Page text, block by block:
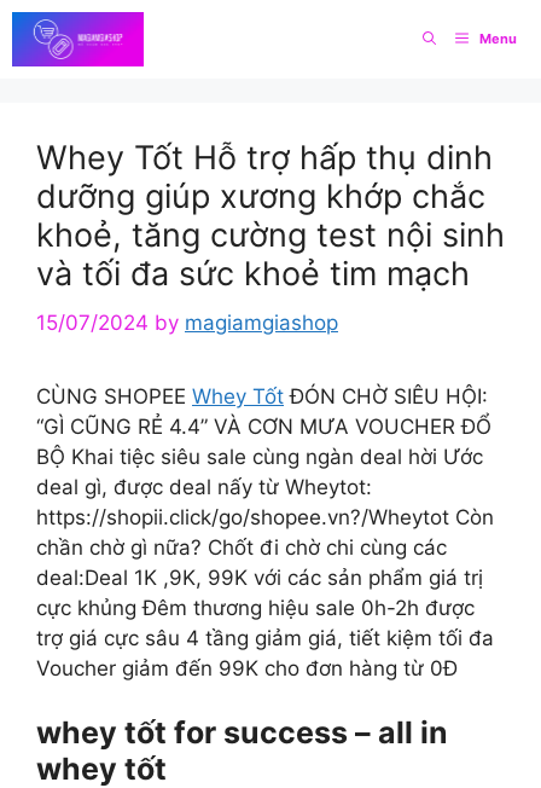
Skip
to
content
Menu
Whey Tốt Hỗ trợ hấp thụ dinh
dưỡng giúp xương khớp chắc
khoẻ, tăng cường test nội sinh
và tối đa sức khoẻ tim mạch
15/07/2024 by magiamgiashop
CÙNG SHOPEE Whey Tốt ĐÓN CHỜ SIÊU HỘI:
“GÌ CŨNG RẺ 4.4” VÀ CƠN MƯA VOUCHER ĐỔ
BỘ ️Khai tiệc siêu sale cùng ngàn deal hời️ ️Ước
deal gì, được deal nấy từ Wheytot:
https://shopii.click/go/shopee.vn?/Wheytot Còn
chần chờ gì nữa? Chốt đi chờ chi cùng các
deal:Deal 1K ,9K, 99K với các sản phẩm giá trị
cực khủng Đêm thương hiệu sale 0h-2h được
trợ giá cực sâu 4 tầng giảm giá, tiết kiệm tối đa
Voucher giảm đến 99K cho đơn hàng từ 0Đ
whey tốt for success – all in
whey tốt